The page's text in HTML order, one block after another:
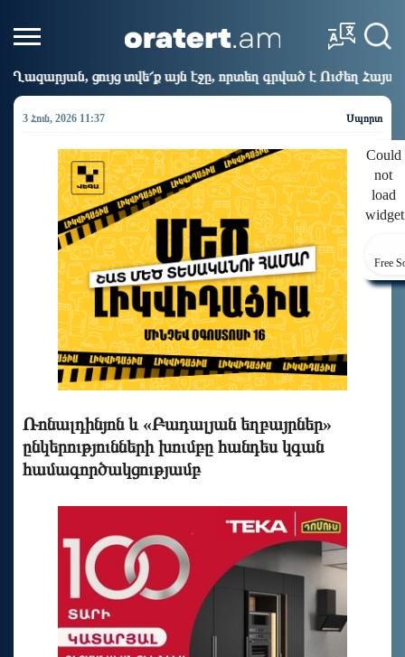
այն էջը, որտեղ գրված է Ուժեղ Հայաստանի անունը, չեք
3 Հուն, 2026 11:37 Սպորտ
Could
not
load
Free
Ռոնալդինյոն և «Բադալյան եղբայրներ»
ընկերությունների խումբը հանդես կգան
համագործակցությամբ